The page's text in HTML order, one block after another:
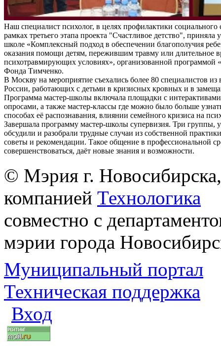
Наш специалист психолог, в целях профилактики социального
рамках третьего этапа проекта "Счастливое детство", приняла
школе «Комплексный подход в обеспечении благополучия
оказания помощи детям, пережившим травму или длительное
психотравмирующих условиях», организованной программой
Фонда Тимченко.
В Москву на мероприятие съехались более 80 специалистов из
России, работающих с детьми в кризисных кровных и в
Программа мастер-школы включала площадки с
опросами, а также мастер-классы где можно было больше
способах её распознавания, влиянии семейного кризиса на
Завершала программу мастер-школы супервизия. Три группы,
обсудили и разобрали трудные случаи из собственной
советы и рекомендации. Такое общение в профессиональной
совершенствоваться, даёт новые знания и возможности.
© Мэрия г.
компанией Технологика
совместно с
мэрии города
Муниципальный портал
Техническая поддержка
Вход